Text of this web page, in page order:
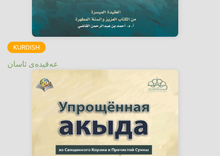
KURDISH
عەقیدەی ئاسان